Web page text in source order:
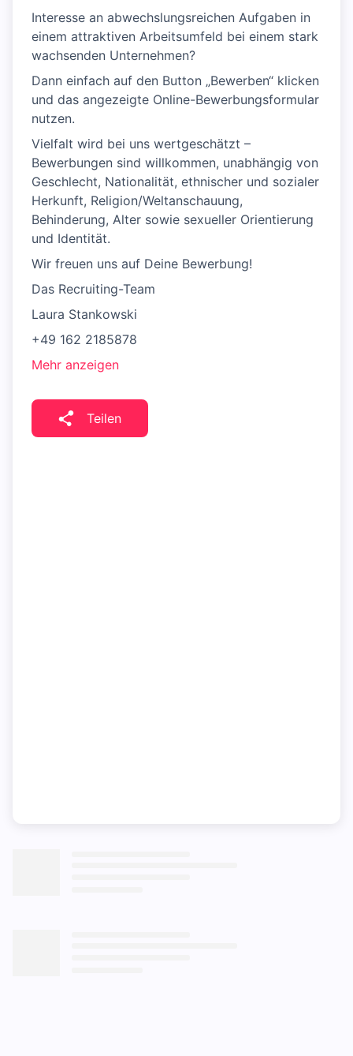
Interesse an abwechslungsreichen Aufgaben in
einem attraktiven Arbeitsumfeld bei einem stark
wachsenden Unternehmen?
Dann einfach auf den Button „Bewerben“ klicken
und das angezeigte Online-Bewerbungsformular
nutzen.
Vielfalt wird bei uns wertgeschätzt –
Bewerbungen sind willkommen, unabhängig von
Geschlecht, Nationalität, ethnischer und sozialer
Herkunft, Religion/Weltanschauung,
Behinderung, Alter sowie sexueller Orientierung
und Identität.
Wir freuen uns auf Deine Bewerbung!
Das Recruiting-Team
Laura Stankowski
+49 162 2185878
Mehr anzeigen
Teilen